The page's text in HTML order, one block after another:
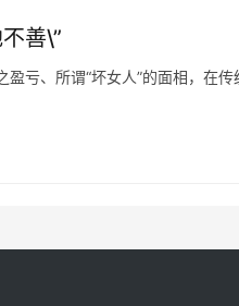
善\”
亏、所谓“坏女人”的面相，在